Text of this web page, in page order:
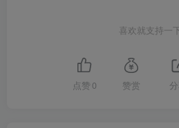
喜欢就支持一
点赞 0 赞赏